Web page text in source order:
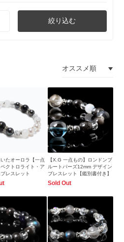
絞り込む
たオーロラ【一点
クトロライト・ア
レスレット
【X.G 一点もの】ロンドンブ
ルートパーズ12mm デザイン
ブレスレット【鑑別書付き】
Sold Out